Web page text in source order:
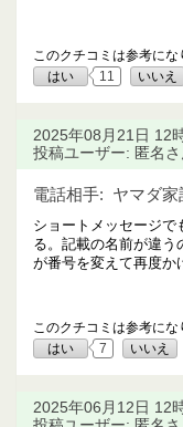
このクチコミは参考にな
はい
11 いいえ
2025年08月21日 12
投稿ユーザー: 匿名さ
電話相手: ヤマダ家
ショートメッセージで
る。記載の名前が違う
が番号を変えて再度か
このクチコミは参考にな
はい
7 いいえ
2025年06月12日 12